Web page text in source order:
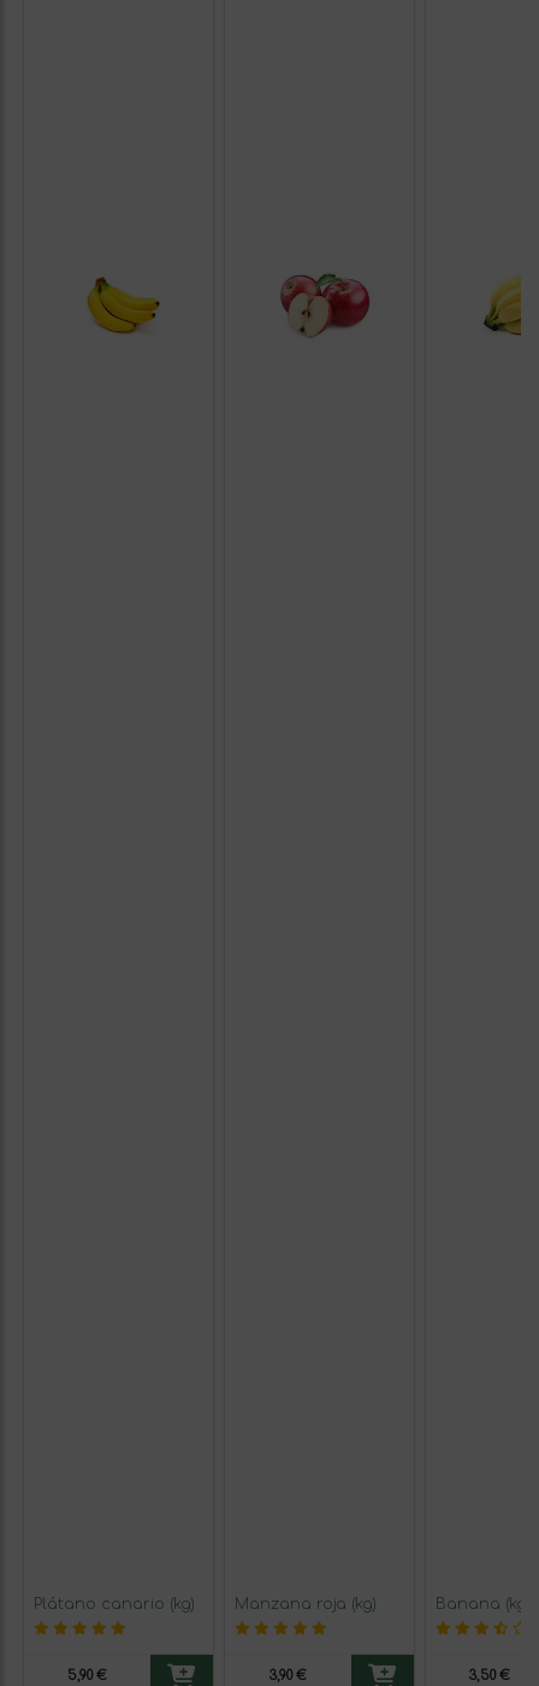
Plátano canario (kg)
5,90 €
Manzana roja (kg)
3,90 €
Banana (kg)
3,50 €